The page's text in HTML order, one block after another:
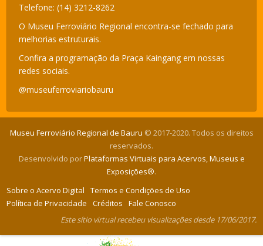
Telefone: (14) 3212-8262
O Museu Ferroviário Regional encontra-se fechado para
melhorias estruturais.
Confira a programação da Praça Kaingang em nossas
redes sociais.
@museuferroviariobauru
Museu Ferroviário Regional de Bauru © 2017-2020. Todos os direitos
reservados.
Desenvolvido porPlataformas Virtuais para Acervos, Museus e
Exposições®.
Sobre o Acervo Digital
Termos e Condições de Uso
Política de Privacidade
Créditos
Fale Conosco
Este sítio virtual recebeu visualizações desde 17/06/2017.